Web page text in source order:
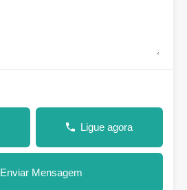
Ligue agora
Enviar Mensagem